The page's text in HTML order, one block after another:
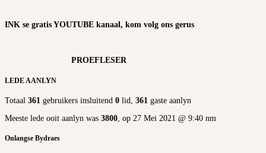
INK se gratis YOUTUBE kanaal, kom volg ons gerus
PROEFLESER
LEDE AANLYN
Totaal 361 gebruikers insluitend 0 lid, 361 gaste aanlyn
Meeste lede ooit aanlyn was 3800, op 27 Mei 2021 @ 9:40 nm
Onlangse Bydraes